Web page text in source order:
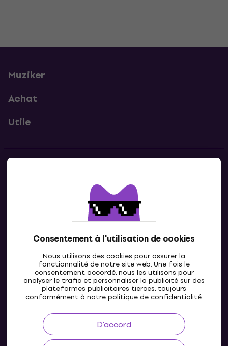
Consentement à l'utilisation de cookies
Nous utilisons des cookies pour assurer la
fonctionnalité de notre site web. Une fois le
consentement accordé, nous les utilisons pour
analyser le trafic et personnaliser la publicité sur des
plateformes publicitaires tierces, toujours
conformément à notre politique deconfidentialité.
D'accord
Muziker
Achat
Utile
Contacte nous
LU